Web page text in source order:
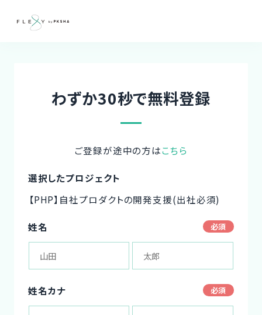
わずか30秒で無料登録
ご登録が途中の方はこちら
選択したプロジェクト
【PHP】自社プロダクトの開発支援(出社必須)
姓名
姓名カナ